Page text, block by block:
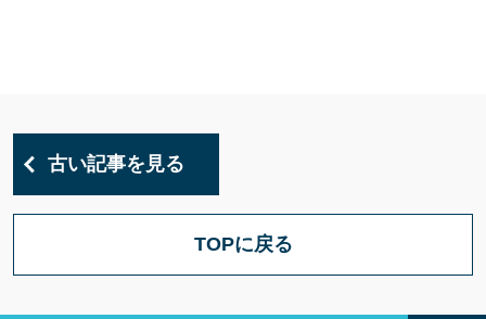
古い記事を見る
TOPに戻る